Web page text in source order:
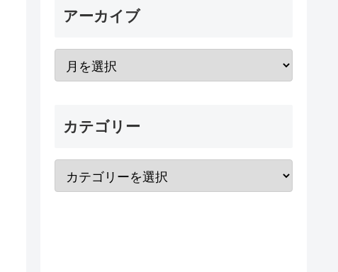
アーカイブ
カテゴリー